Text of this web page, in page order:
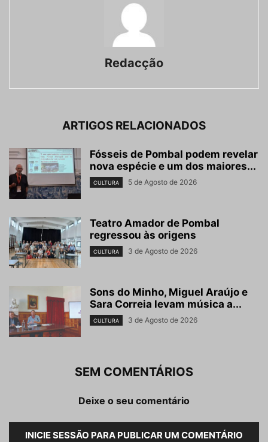
Redacção
ARTIGOS RELACIONADOS
Fósseis de Pombal podem revelar
nova espécie e um dos maiores...
CULTURA 5 de Agosto de 2026
Teatro Amador de Pombal
regressou às origens
CULTURA 3 de Agosto de 2026
Sons do Minho, Miguel Araújo e
Sara Correia levam música a...
CULTURA 3 de Agosto de 2026
SEM COMENTÁRIOS
Deixe o seu comentário
INICIE SESSÃO PARA PUBLICAR UM COMENTÁRIO